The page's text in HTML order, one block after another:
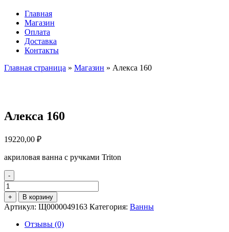
Главная
Магазин
Оплата
Доставка
Контакты
Главная страница » Магазин » Алекса 160
Алекса 160
19220,00 ₽
акриловая ванна с ручками Triton
-
Количество
товара
Алекса
160
+ В корзину
Артикул: Щ0000049163 Категория: Ванны
Отзывы (0)